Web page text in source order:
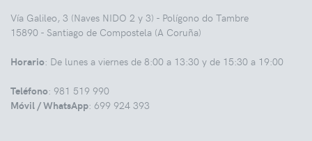
Vía Galileo, 3 (Naves NIDO 2 y 3) - Polígono do Tambre
15890 - Santiago de Compostela (A Coruña)
Horario: De lunes a viernes de 8:00 a 13:30 y de 15:30 a 19:00
Teléfono: 981 519 990
Móvil / WhatsApp: 699 924 393